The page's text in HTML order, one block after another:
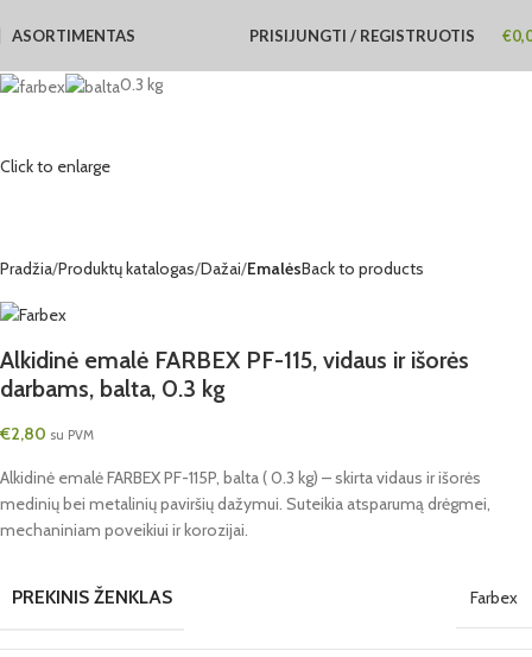
ASORTIMENTAS PRISIJUNGTI / REGISTRUOTIS €
0.3 kg
Click to enlarge
Pradžia Produktų katalogas Dažai EmalėsBack to products
Alkidinė emalė FARBEX PF-115, vidaus ir išorės
darbams, balta, 0.3 kg
€2,80 su PVM
Alkidinė emalė FARBEX PF-115P, balta ( 0.3 kg) – skirta vidaus ir išorės
medinių bei metalinių paviršių dažymui. Suteikia atsparumą drėgmei,
mechaniniam poveikiui ir korozijai.
PREKINIS ŽENKLAS Farbex